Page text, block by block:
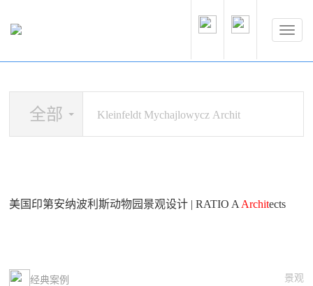
全部
美国印第安纳波利斯动物园景观设计 | RATIO A Architects
经典案例 景观